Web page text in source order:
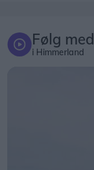
Følg med
i Himmerland